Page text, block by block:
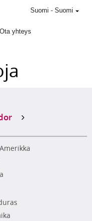
Ota yhteys
Suomi - Suomi